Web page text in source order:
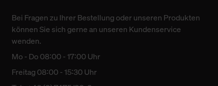
Bei Fragen zu Ihrer Bestellung oder unseren Produkten
können Sie sich gerne an unseren Kundenservice
wenden.
Mo - Do 08:00 - 17:00 Uhr
Freitag 08:00 - 15:30 Uhr